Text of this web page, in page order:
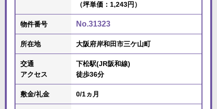
（坪単価：1,243円）
物件番号 No.31323
所在地 大阪府岸和田市三ケ山町
交通
アクセス
下松駅(JR阪和線)
徒歩36分
敷金/礼金 0/1ヵ月